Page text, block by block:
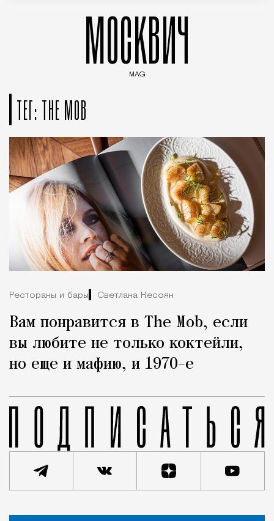
МОСКВИЧ
MAG
ТЕГ: THE MOB
Рестораны и бары Светлана Кесоян
Вам понравится в The Mob, если
вы любите не только коктейли,
но еще и мафию, и 1970-е